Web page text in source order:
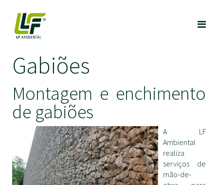
Gabiões
Montagem e enchimento
de gabiões
A LF
Ambiental
realiza
serviços de
mão-de-